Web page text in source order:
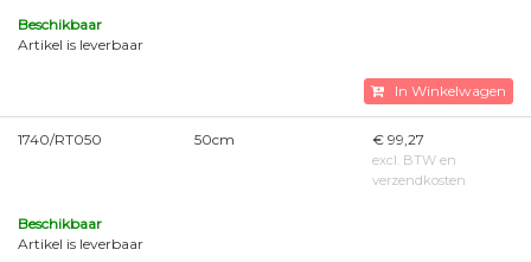
Beschikbaar
Artikel is leverbaar
In Winkelwagen
1740/RT050 50cm € 99,27
excl. BTW en
verzendkosten
Beschikbaar
Artikel is leverbaar